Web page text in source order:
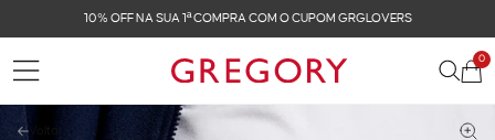
FRETE GRÁTIS NAS COMPRAS ACIMA DE R$ 899
0